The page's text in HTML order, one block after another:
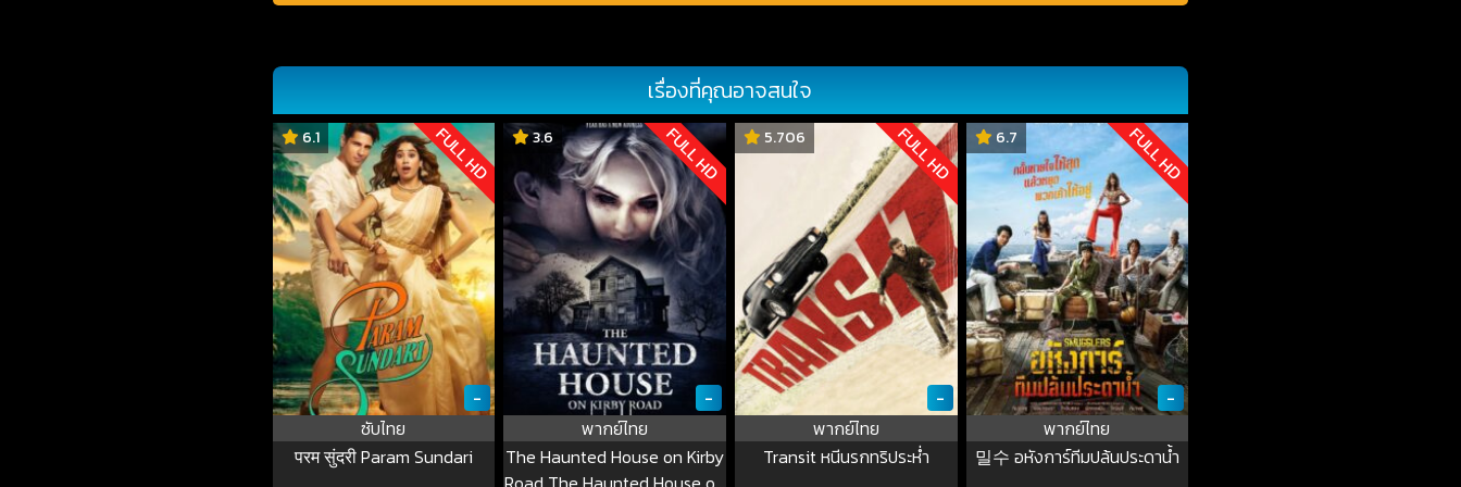
เรื่องที่คุณอาจสนใจ
6.1 FULL HD
-
ซับไทย
परम सुंदरी Param Sundari
3.6 FULL HD
-
พากย์ไทย
The Haunted House on Kirby
5.706 FULL HD
-
พากย์ไทย
Transit หนีนรกทริประห่ำ
6.7 FULL HD
-
พากย์ไทย
밀수 อหังการ์ทีมปล้นประดาน้ำ